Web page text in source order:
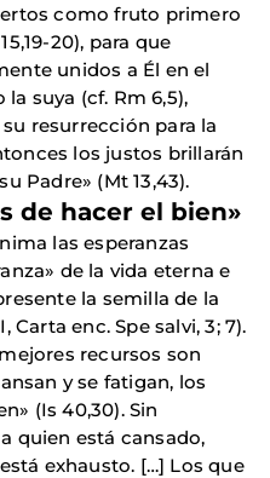
como fruto primero
20), para que
unidos a Él en el
suya (cf. Rm 6,5),
resurrección para la
los justos brillarán
Padre» (Mt 13,43).
de hacer el bien»
las esperanzas
de la vida eterna e
la semilla de la
enc. Spe salvi, 3; 7).
recursos son
y se fatigan, los
(Is 40,30). Sin
quien está cansado,
exhausto. […] Los que